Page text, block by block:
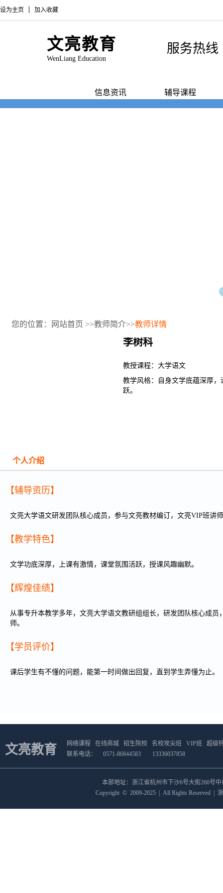
设为主页 加入收藏
文亮教育
WenLiang Education
服务热线
信息资讯 辅导课程
您的位置： 网站首页 >>教师简介>>教师详情
李树科
教授课程：大学语文
教学风格：自身文学底蕴深厚
跃。
深入简出 条理清晰
个人介绍
【辅导资历】
文亮大学语文研发团队核心成员，参与文亮教材编订，文亮VIP班讲
【教学特色】
文学功底深厚，上课有激情，课堂氛围活跃，授课风趣幽默。
【辉煌佳绩】
从事专升本教学多年，文亮大学语文教研组组长，研发团队核心成
师。
【学员评价】
课后学生有不懂的问题，能第一时间做出回复，直到学生弄懂为止。
文亮教育 网络课程 在线商城 招生院校 名校攻尖班 VIP班
超级
联系电话：
0571-86844583 13336037858
本部地址：浙江省杭州市下沙6号大街260号
Copyright © 2009-2025 All Rights Reserved